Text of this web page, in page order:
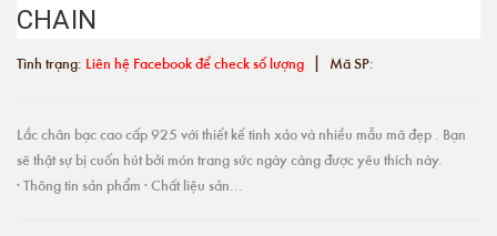
CHAIN
Tình trạng: Liên hệ Facebook để check số lượng | Mã SP:
Lắc chân bạc cao cấp 925 với thiết kế tinh xảo và nhiều mẫu mã đẹp . Bạn
sẽ thật sự bị cuốn hút bởi món trang sức ngày càng được yêu thích này.
· Thông tin sản phẩm · Chất liệu sản...